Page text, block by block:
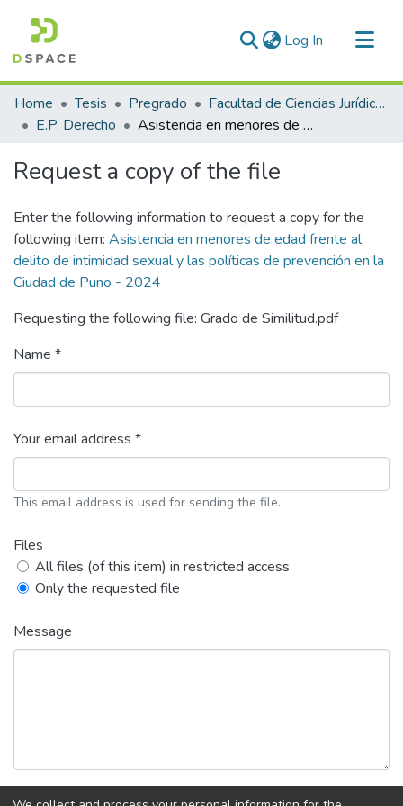
Log In (current)
Communities & Collections
All of DSpace
Home Tesis Pregrado
Facultad de Ciencias Jurídicas y Políticas
E.P. Derecho
Asistencia en menores de edad frente al delito de intimidad sexual y las políticas de prevención en la Ciudad de Puno - 2024
Request a copy of the file
Enter the following information to request a copy for the
following item: Asistencia en menores de edad frente al
delito de intimidad sexual y las políticas de prevención en la
Ciudad de Puno - 2024
Requesting the following file: Grado de Similitud.pdf
Name *
Your email address *
This email address is used for sending the file.
Files
All files (of this item) in restricted access
Only the requested file
Message